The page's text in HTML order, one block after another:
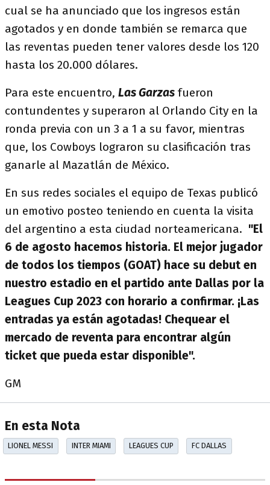
cual se ha anunciado que los ingresos están
agotados y en donde también se remarca que
las reventas pueden tener valores desde los 120
hasta los 20.000 dólares.
Para este encuentro, Las Garzas fueron
contundentes y superaron al Orlando City en la
ronda previa con un 3 a 1 a su favor, mientras
que, los Cowboys lograron su clasificación tras
ganarle al Mazatlán de México.
En sus redes sociales el equipo de Texas publicó
un emotivo posteo teniendo en cuenta la visita
del argentino a esta ciudad norteamericana. "El
6 de agosto hacemos historia. El mejor jugador
de todos los tiempos (GOAT) hace su debut en
nuestro estadio en el partido ante Dallas por la
Leagues Cup 2023 con horario a confirmar. ¡Las
entradas ya están agotadas! Chequear el
mercado de reventa para encontrar algún
ticket que pueda estar disponible".
GM
En esta Nota
LIONEL MESSI INTER MIAMI LEAGUES CUP FC DALLAS